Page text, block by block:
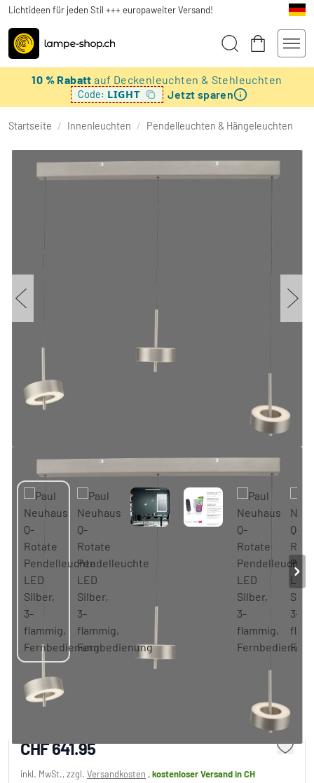
Lichtideen für jeden Stil +++ europaweiter Versand!
10 % Rabattauf Deckenleuchten & Stehleuchten
Code: LIGHT Jetzt sparen
Startseite / Innenleuchten / Pendelleuchten & Hängeleuchten
Paul Neuhaus Q-Rotate Pendelleuchte LED
Silber, 3-flammig, Fernbedienung
CHF 641.95
inkl. MwSt., zzgl. Versandkosten ,kostenloser Versandin CH